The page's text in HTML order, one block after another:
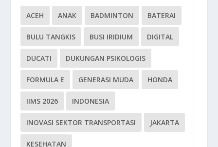
ACEH ANAK BADMINTON BATERAI
BULU TANGKIS BUSI IRIDIUM DIGITAL
DUCATI DUKUNGAN PSIKOLOGIS
FORMULA E GENERASI MUDA HONDA
IIMS 2026 INDONESIA
INOVASI SEKTOR TRANSPORTASI JAKARTA
KESEHATAN